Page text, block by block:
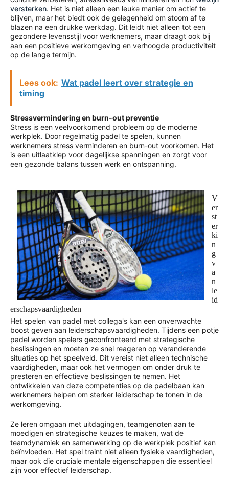
versterken. Het is niet alleen een leuke manier om actief te
blijven, maar het biedt ook de gelegenheid om stoom af te
blazen na een drukke werkdag. Dit leidt niet alleen tot een
gezondere levensstijl voor werknemers, maar draagt ook bij
aan een positieve werkomgeving en verhoogde productiviteit
op de lange termijn.
Lees ook: Wat padel leert over strategie en
timing
Stressvermindering en burn-out preventie
Stress is een veelvoorkomend probleem op de moderne
werkplek. Door regelmatig padel te spelen, kunnen
werknemers stress verminderen en burn-out voorkomen. Het
is een uitlaatklep voor dagelijkse spanningen en zorgt voor
een gezonde balans tussen werk en ontspanning.
V
er
st
er
ki
n
g
v
a
n
le
id
erschapsvaardigheden
Het spelen van padel met collega's kan een onverwachte
boost geven aan leiderschapsvaardigheden. Tijdens een potje
padel worden spelers geconfronteerd met strategische
beslissingen en moeten ze snel reageren op veranderende
situaties op het speelveld. Dit vereist niet alleen technische
vaardigheden, maar ook het vermogen om onder druk te
presteren en effectieve beslissingen te nemen. Het
ontwikkelen van deze competenties op de padelbaan kan
werknemers helpen om sterker leiderschap te tonen in de
werkomgeving.
Ze leren omgaan met uitdagingen, teamgenoten aan te
moedigen en strategische keuzes te maken, wat de
teamdynamiek en samenwerking op de werkplek positief kan
beïnvloeden. Het spel traint niet alleen fysieke vaardigheden,
maar ook die cruciale mentale eigenschappen die essentieel
zijn voor effectief leiderschap.